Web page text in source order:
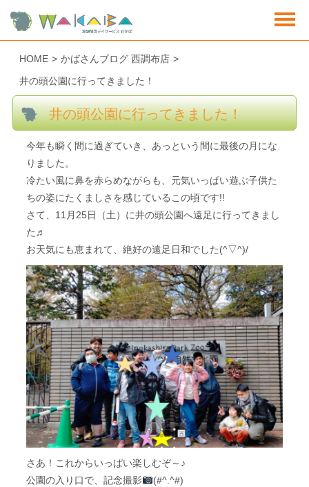
HOME > かばさんブログ 西調布店 >
井の頭公園に行ってきました！
井の頭公園に行ってきました！
今年も瞬く間に過ぎていき、あっという間に最後の月にな
りました。
冷たい風に鼻を赤らめながらも、元気いっぱい遊ぶ子供た
ちの姿にたくましさを感じているこの頃です!!
さて、11月25日（土）に井の頭公園へ遠足に行ってきまし
た♬
お天気にも恵まれて、絶好の遠足日和でした(^▽^)/
さあ！これからいっぱい楽しむぞ～♪
公園の入り口で、記念撮影
(#^.^#)